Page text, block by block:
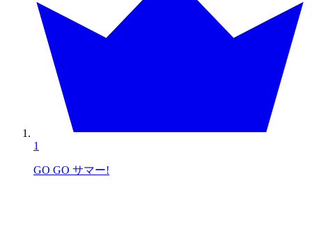
1
GO GO サマー!